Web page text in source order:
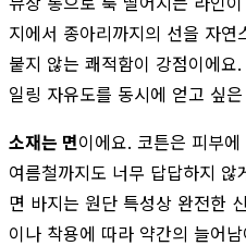
지에서 종아리까지의 선을 자
붙지 않는 쾌적함이 강점이에
일링 자유도를 동시에 얻고 싶
소재는 면이에요. 코튼은 피부
여름철까지도 너무 답답하지
면 바지는 원단 특성상 완전한
이나 착용에 따라 약간의 늘어